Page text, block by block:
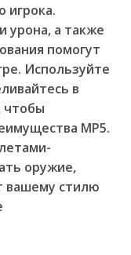
игрока.
урона, а также
помогут
Используйте
в
чтобы
MP5.
оружие,
вашему стилю